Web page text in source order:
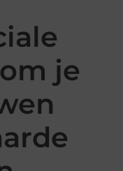
je